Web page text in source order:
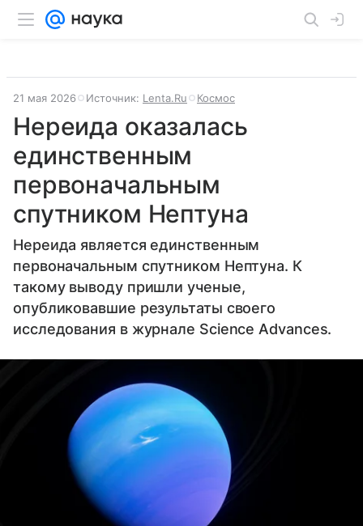
21 мая 2026 Источник: Lenta.Ru Космос
Нереида оказалась
единственным
первоначальным
спутником Нептуна
Нереида является единственным
первоначальным спутником Нептуна. К
такому выводу пришли ученые,
опубликовавшие результаты своего
исследования в журнале Science Advances.